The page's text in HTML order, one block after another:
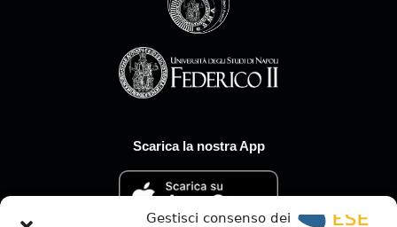
Gestisci consenso dei
Scarica la nostra App